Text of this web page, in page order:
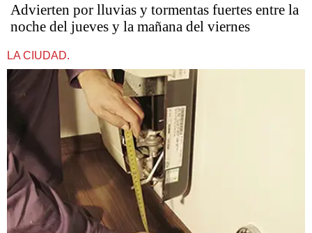
Advierten por lluvias y tormentas fuertes entre la
noche del jueves y la mañana del viernes
LA CIUDAD.